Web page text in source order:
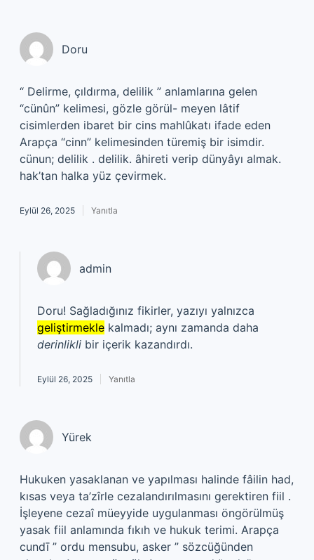
Doru
“ Delirme, çıldırma, delilik ” anlamlarına gelen
“cünûn” kelimesi, gözle görül- meyen lâtif
cisimlerden ibaret bir cins mahlûkatı ifade eden
Arapça “cinn” kelimesinden türemiş bir isimdir.
cünun; delilik . delilik. âhireti verip dünyâyı almak.
hak’tan halka yüz çevirmek.
Eylül 26, 2025 Yanıtla
admin
Doru! Sağladığınız fikirler, yazıyı yalnızca
geliştirmekle kalmadı; aynı zamanda daha
derinlikli bir içerik kazandırdı.
Eylül 26, 2025 Yanıtla
Yürek
Hukuken yasaklanan ve yapılması halinde fâilin had,
kısas veya ta’zîrle cezalandırılmasını gerektiren fiil .
İşleyene cezaî müeyyide uygulanması öngörülmüş
yasak fiil anlamında fıkıh ve hukuk terimi. Arapça
cundī ” ordu mensubu, asker ” sözcüğünden